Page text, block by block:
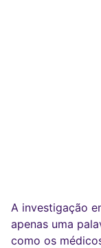
A investigação
apenas uma
como os